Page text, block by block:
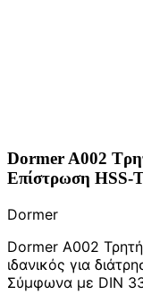
Dormer A002
Επίστρωση HSS-
Dormer
Dormer A002
ιδανικός για
Σύμφωνα με DIN